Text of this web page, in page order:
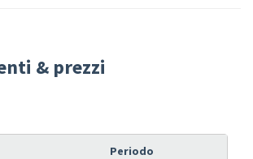
& prezzi
Periodo